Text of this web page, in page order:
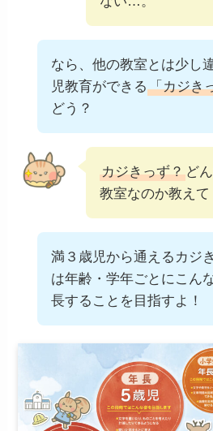
なら、他の教室とは少し
児教育ができる「カジき
どう？
カジきっず？ど
教室なのか教えて
満３歳児から通えるカジ
は年齢・学年ごとにこん
長することを目指すよ！